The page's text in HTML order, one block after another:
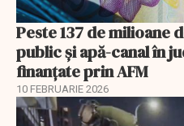
Peste 137 de milioane
public și apă-canal în
finanțate prin AFM
10 FEBRUARIE 2026